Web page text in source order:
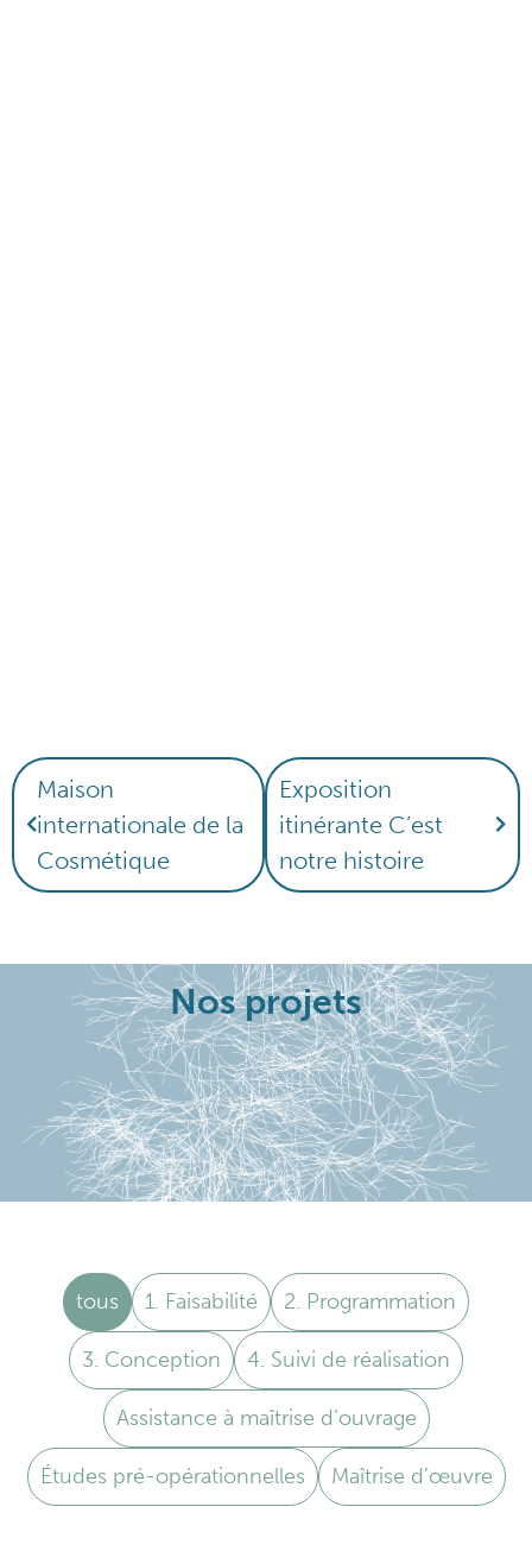
Maison
internationale de la
Cosmétique
Exposition
itinérante C’est
notre histoire
Nos projets
tous 1. Faisabilité 2. Programmation
3. Conception 4. Suivi de réalisation
Assistance à maîtrise d’ouvrage
Études pré-opérationnelles Maîtrise d’œuvre